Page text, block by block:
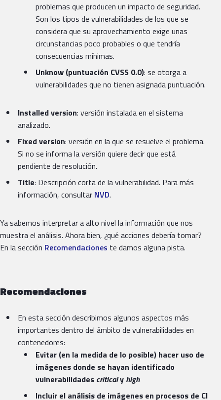
problemas que producen un impacto de seguridad.
Son los tipos de vulnerabilidades de los que se
considera que su aprovechamiento exige unas
circunstancias poco probables o que tendría
consecuencias mínimas.
Unknow (puntuación CVSS 0.0): se otorga a
vulnerabilidades que no tienen asignada puntuación.
Installed version: versión instalada en el sistema
analizado.
Fixed version: versión en la que se resuelve el problema.
Si no se informa la versión quiere decir que está
pendiente de resolución.
Title: Descripción corta de la vulnerabilidad. Para más
información, consultar NVD.
Ya sabemos interpretar a alto nivel la información que nos
muestra el análisis. Ahora bien, ¿qué acciones debería tomar?
En la sección Recomendaciones te damos alguna pista.
Recomendaciones
En esta sección describimos algunos aspectos más
importantes dentro del ámbito de vulnerabilidades en
contenedores:
Evitar (en la medida de lo posible) hacer uso de
imágenes donde se hayan identificado
vulnerabilidades criticaly high
Incluir el análisis de imágenes en procesos de CI